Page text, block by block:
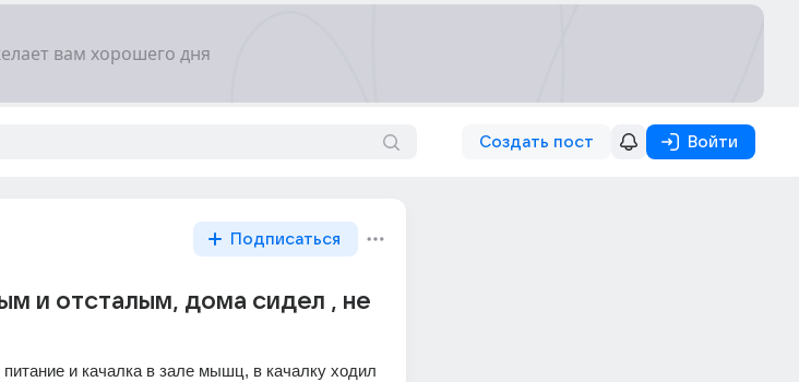
Создать пост Войти
Подписаться
и отсталым, дома сидел , не
питание и качалка в зале мышц, в качалку ходил